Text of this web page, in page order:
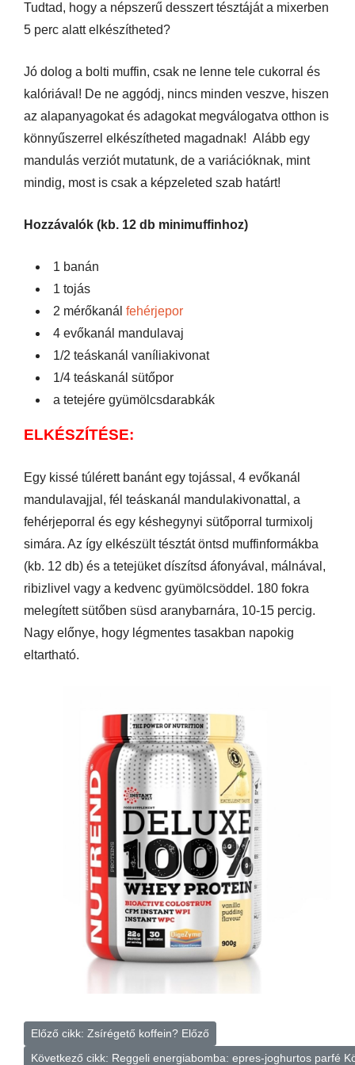
Tudtad, hogy a népszerű desszert tésztáját a mixerben
5 perc alatt elkészítheted?
Jó dolog a bolti muffin, csak ne lenne tele cukorral és
kalóriával! De ne aggódj, nincs minden veszve, hiszen
az alapanyagokat és adagokat megválogatva otthon is
könnyűszerrel elkészítheted magadnak! Alább egy
mandulás verziót mutatunk, de a variációknak, mint
mindig, most is csak a képzeleted szab határt!
Hozzávalók (kb. 12 db minimuffinhoz)
1 banán
1 tojás
2 mérőkanál fehérjepor
4 evőkanál mandulavaj
1/2 teáskanál vaníliakivonat
1/4 teáskanál sütőpor
a tetejére gyümölcsdarabkák
ELKÉSZÍTÉSE:
Egy kissé túlérett banánt egy tojással, 4 evőkanál
mandulavajjal, fél teáskanál mandulakivonattal, a
fehérjeporral és egy késhegynyi sütőporral turmixolj
simára. Az így elkészült tésztát öntsd muffinformákba
(kb. 12 db) és a tetejüket díszítsd áfonyával, málnával,
ribizlivel vagy a kedvenc gyümölcsöddel. 180 fokra
melegített sütőben süsd aranybarnára, 10-15 percig.
Nagy előnye, hogy légmentes tasakban napokig
eltartható.
Előző cikk: Zsírégető koffein? Előző
Következő cikk: Reggeli energiabomba: epres-joghurtos parfé